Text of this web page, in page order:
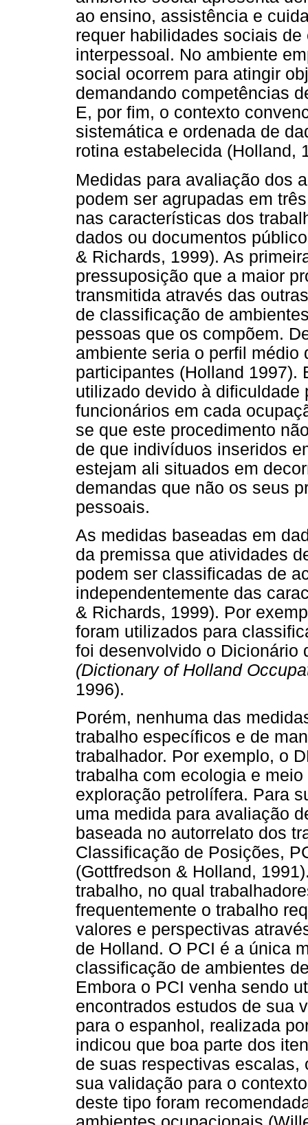
ao ensino, assistência e
requer habilidades sociais
interpessoal. No ambiente
social ocorrem para atingir
demandando competências
E, por fim, o contexto
sistemática e ordenada de
rotina estabelecida (Holland,
Medidas para avaliação dos
podem ser agrupadas em
nas características dos
dados ou documentos
& Richards, 1999). As
pressuposição que a maior
transmitida através das
de classificação de
pessoas que os compõem.
ambiente seria o perfil
participantes (Holland 1997).
utilizado devido à dificuldade
funcionários em cada
se que este procedimento
de que indivíduos inseridos
estejam ali situados em
demandas que não os seus
pessoais.
As medidas baseadas em
da premissa que atividades
podem ser classificadas de
independentemente das
& Richards, 1999). Por
foram utilizados para
foi desenvolvido o Dicionário
(Dictionary of Holland
1996).
Porém, nenhuma das
trabalho específicos e de
trabalhador. Por exemplo, o
trabalha com ecologia e
exploração petrolífera. Para
uma medida para avaliação
baseada no autorrelato dos
Classificação de Posições,
(Gottfredson & Holland,
trabalho, no qual
frequentemente o trabalho
valores e perspectivas
de Holland. O PCI é a única
classificação de ambientes
Embora o PCI venha sendo
encontrados estudos de sua
para o espanhol, realizada
indicou que boa parte dos
de suas respectivas escalas,
sua validação para o
deste tipo foram